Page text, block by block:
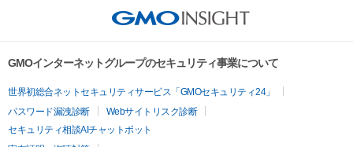
GMOインターネットグループのセキュリティ事業について
世界初総合ネットセキュリティサービス「GMOセキュリティ24」
パスワード漏洩診断
Webサイトリスク診断
セキュリティ相談AIチャットボット